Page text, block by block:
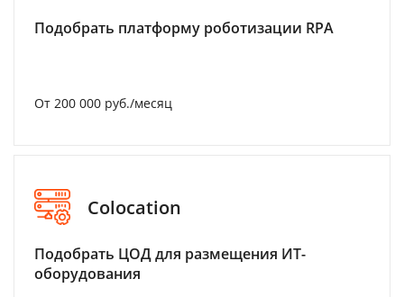
Подобрать платформу роботизации RPA
От 200 000 руб./месяц
Colocation
Подобрать ЦОД для размещения ИТ-
оборудования